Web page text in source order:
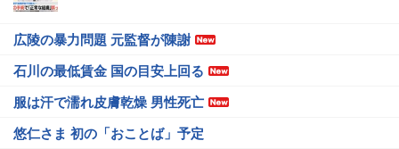
広陵の暴力問題 元監督が陳謝
石川の最低賃金 国の目安上回る
服は汗で濡れ皮膚乾燥 男性死亡
悠仁さま 初の「おことば」予定